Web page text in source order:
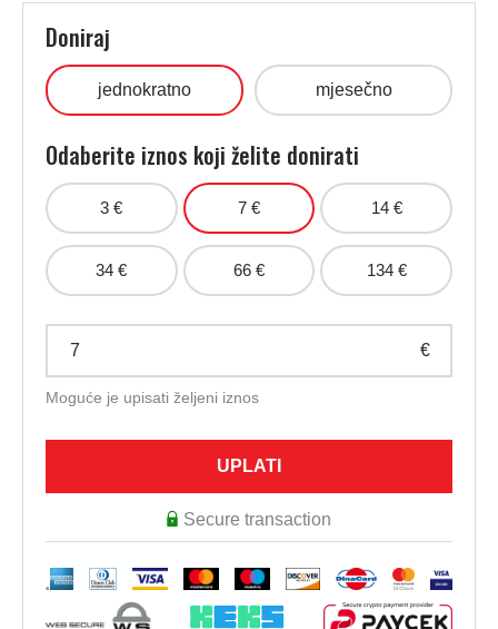
Doniraj
jednokratno mjesečno
Odaberite iznos koji želite donirati
3 € 7 € 14 €
34 € 66 € 134 €
€
Moguće je upisati željeni iznos
Secure transaction